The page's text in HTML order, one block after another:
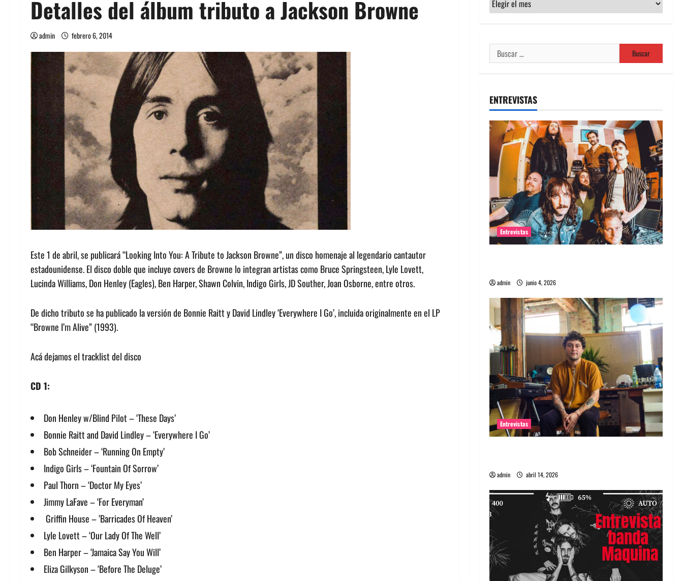
Detalles del álbum tributo a Jackson Browne
admin febrero 6, 2014
Este 1 de abril, se publicará “Looking Into You: A Tribute to Jackson Browne”, un disco homenaje al legendario cantautor
estadounidense. El disco doble que incluye covers de Browne lo integran artistas como Bruce Springsteen, Lyle Lovett,
Lucinda Williams, Don Henley (Eagles), Ben Harper, Shawn Colvin, Indigo Girls, JD Souther, Joan Osborne, entre otros.
De dicho tributo se ha publicado la versión de Bonnie Raitt y David Lindley ‘Everywhere I Go’, incluida originalmente en el LP
“Browne I’m Alive” (1993).
Acá dejamos el tracklist del disco
CD 1:
Don Henley w/Blind Pilot – ‘These Days’
Bonnie Raitt and David Lindley – ‘Everywhere I Go’
Bob Schneider – ‘Running On Empty’
Indigo Girls – ‘Fountain Of Sorrow’
Paul Thorn – ‘Doctor My Eyes’
Jimmy LaFave – ‘For Everyman’
Griffin House – ’Barricades Of Heaven’
Lyle Lovett – ‘Our Lady Of The Well’
Ben Harper – ‘Jamaica Say You Will’
Eliza Gilkyson – ‘Before The Deluge’
Buscar:
ENTREVISTAS
Entrevistas
admin junio 4, 2026
Entrevistas
admin abril 14, 2026